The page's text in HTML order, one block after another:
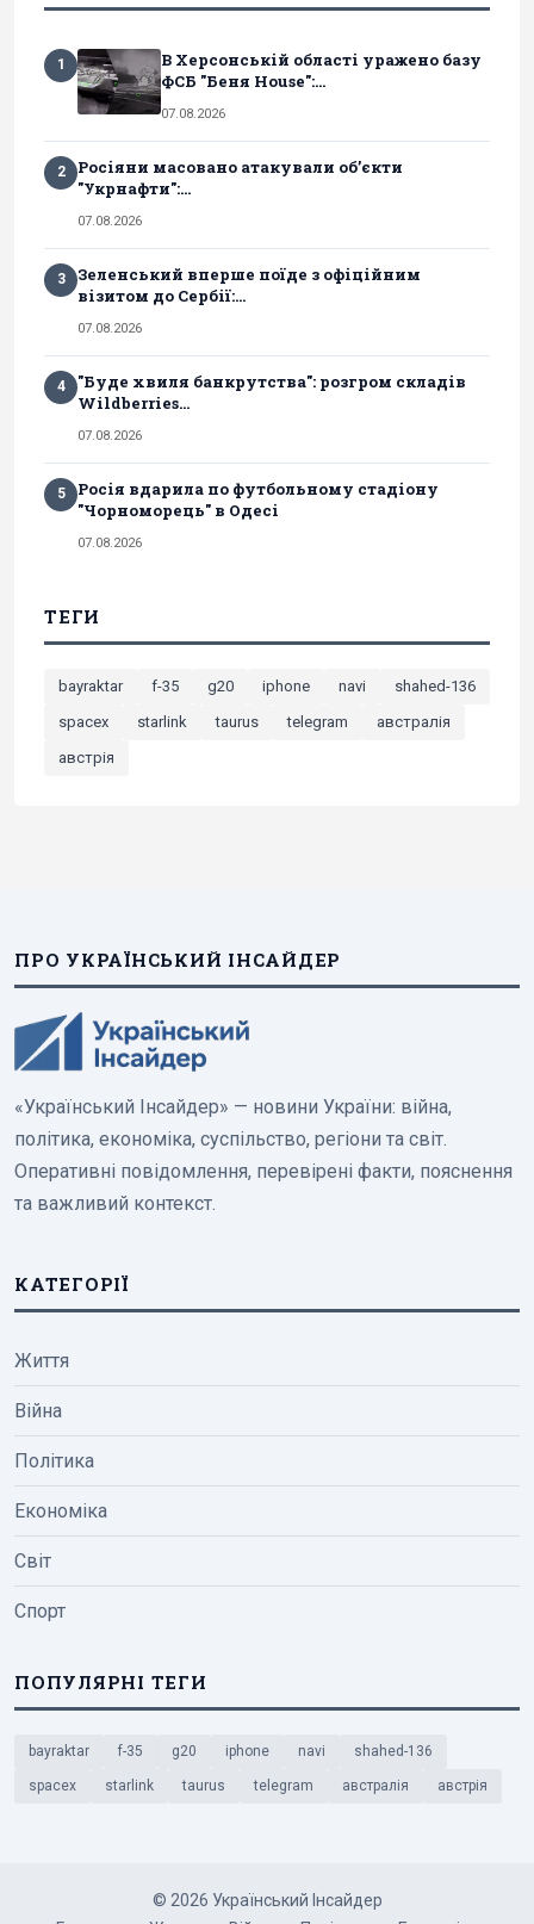
1
В Херсонській області уражено базу
ФСБ "Беня House":...
07.08.2026
2
Росіяни масовано атакували обʼєкти
"Укрнафти":...
07.08.2026
3
Зеленський вперше поїде з офіційним
візитом до Сербії:...
07.08.2026
4
"Буде хвиля банкрутства": розгром складів
Wildberries...
07.08.2026
5
Росія вдарила по футбольному стадіону
"Чорноморець" в Одесі
07.08.2026
ТЕГИ
bayraktar f-35 g20 iphone navi
shahed-136
spacex
starlink taurus telegram
австралія
австрія
ПРО УКРАЇНСЬКИЙ ІНСАЙДЕР
«Український Інсайдер» — новини України: війна,
політика, економіка, суспільство, регіони та світ.
Оперативні повідомлення, перевірені факти, пояснення
та важливий контекст.
КАТЕГОРІЇ
Життя
Війна
Політика
Економіка
Світ
Спорт
ПОПУЛЯРНІ ТЕГИ
bayraktar f-35 g20 iphone navi shahed-136
spacex starlink taurus telegram австралія австрія
© 2026 Український Інсайдер